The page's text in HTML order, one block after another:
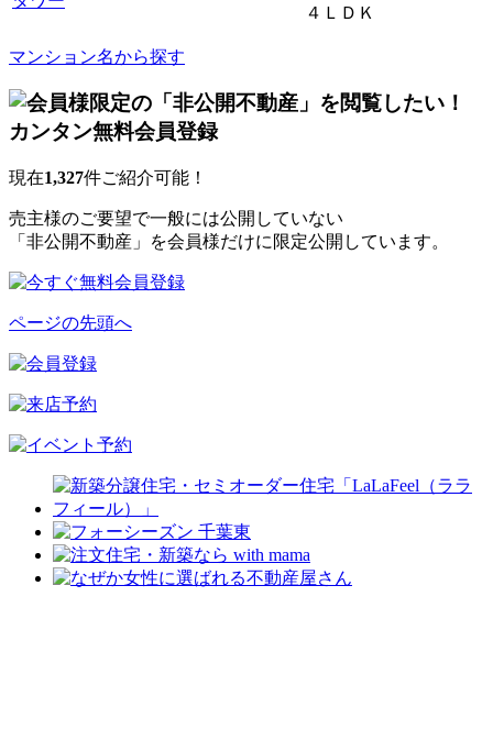
４ＬＤＫ
マンション名から探す
現在1,327件ご紹介可能！
売主様のご要望で一般には公開していない
「非公開不動産」を会員様だけに限定公開しています。
ページの先頭へ